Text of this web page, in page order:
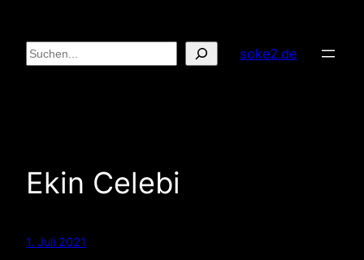
Inhalt
springen
Suchen soke2.de
Ekin Celebi
1. Juli 2021